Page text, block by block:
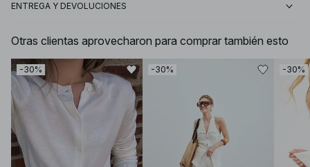
ENTREGA Y DEVOLUCIONES
Otras clientas aprovecharon para comprar también esto
-30% -30% -30%